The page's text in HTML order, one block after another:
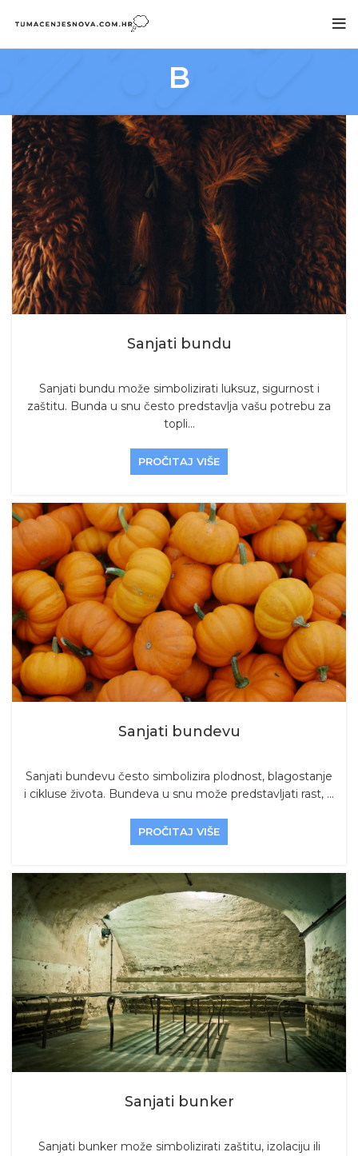
B
Sanjati bundu
Sanjati bundu može simbolizirati luksuz, sigurnost i
zaštitu. Bunda u snu često predstavlja vašu potrebu za
topli...
PROČITAJ VIŠE
Sanjati bundevu
Sanjati bundevu često simbolizira plodnost, blagostanje
i cikluse života. Bundeva u snu može predstavljati rast, ...
PROČITAJ VIŠE
Sanjati bunker
Sanjati bunker može simbolizirati zaštitu, izolaciju ili